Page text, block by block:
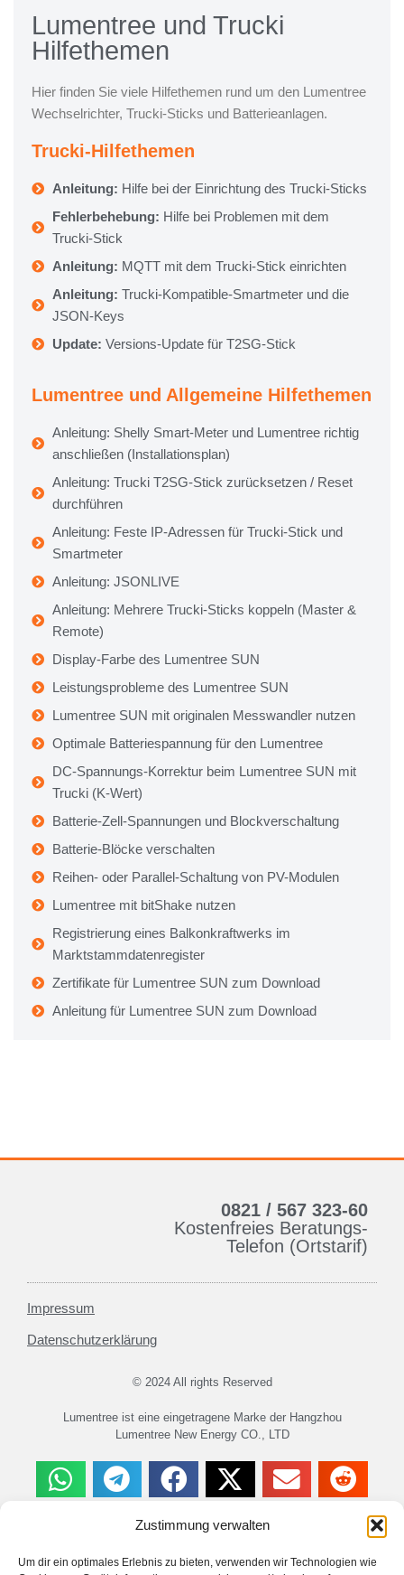
Zustimmung verwalten
Um dir ein optimales Erlebnis zu bieten, verwenden wir Technologien wie
Lumentree und Trucki
Hilfethemen
Hier finden Sie viele Hilfethemen rund um den Lumentree
Wechselrichter, Trucki-Sticks und Batterieanlagen.
Trucki-Hilfethemen
Anleitung: Hilfe bei der Einrichtung des Trucki-Sticks
Fehlerbehebung: Hilfe bei Problemen mit dem
Trucki-Stick
Anleitung: MQTT mit dem Trucki-Stick einrichten
Anleitung: Trucki-Kompatible-Smartmeter und die
JSON-Keys
Update: Versions-Update für T2SG-Stick
Lumentree und Allgemeine Hilfethemen
Anleitung: Shelly Smart-Meter und Lumentree richtig
anschließen (Installationsplan)
Anleitung: Trucki T2SG-Stick zurücksetzen / Reset
durchführen
Anleitung: Feste IP-Adressen für Trucki-Stick und
Smartmeter
Anleitung: JSONLIVE
Anleitung: Mehrere Trucki-Sticks koppeln (Master &
Remote)
Display-Farbe des Lumentree SUN
Leistungsprobleme des Lumentree SUN
Lumentree SUN mit originalen Messwandler nutzen
Optimale Batteriespannung für den Lumentree
DC-Spannungs-Korrektur beim Lumentree SUN mit
Trucki (K-Wert)
Batterie-Zell-Spannungen und Blockverschaltung
Batterie-Blöcke verschalten
Reihen- oder Parallel-Schaltung von PV-Modulen
Lumentree mit bitShake nutzen
Registrierung eines Balkonkraftwerks im
Marktstammdatenregister
Zertifikate für Lumentree SUN zum Download
Anleitung für Lumentree SUN zum Download
0821 / 567 323-60
Kostenfreies Beratungs-
Telefon (Ortstarif)
Impressum
Datenschutzerklärung
© 2024 All rights Reserved
Lumentree ist eine eingetragene Marke der Hangzhou
Lumentree New Energy CO., LTD
Haftungsausschluss
Es wird keine Haftung für Schäden oder Verletzungen